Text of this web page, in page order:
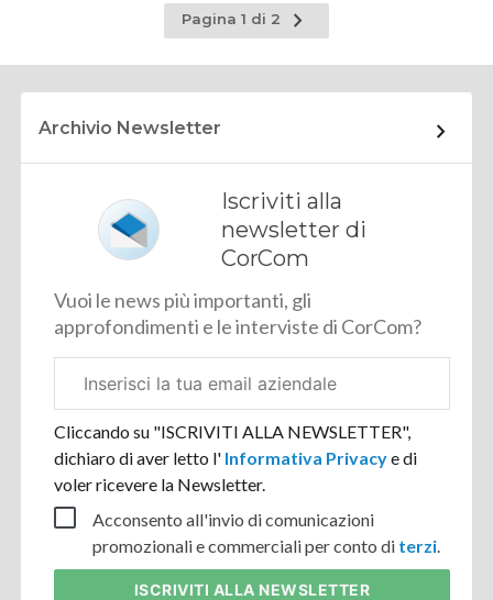
Pagina 1 di 2
Pagina
successiva
Archivio Newsletter
Iscriviti alla
newsletter di
CorCom
Vuoi le news più importanti, gli
approfondimenti e le interviste di CorCom?
aziendale
Cliccando su "ISCRIVITI ALLA NEWSLETTER",
dichiaro di aver letto l' Informativa Privacye di
voler ricevere la Newsletter.
Acconsento all'invio di comunicazioni
promozionali e commerciali per conto di terzi.
ISCRIVITI ALLA NEWSLETTER